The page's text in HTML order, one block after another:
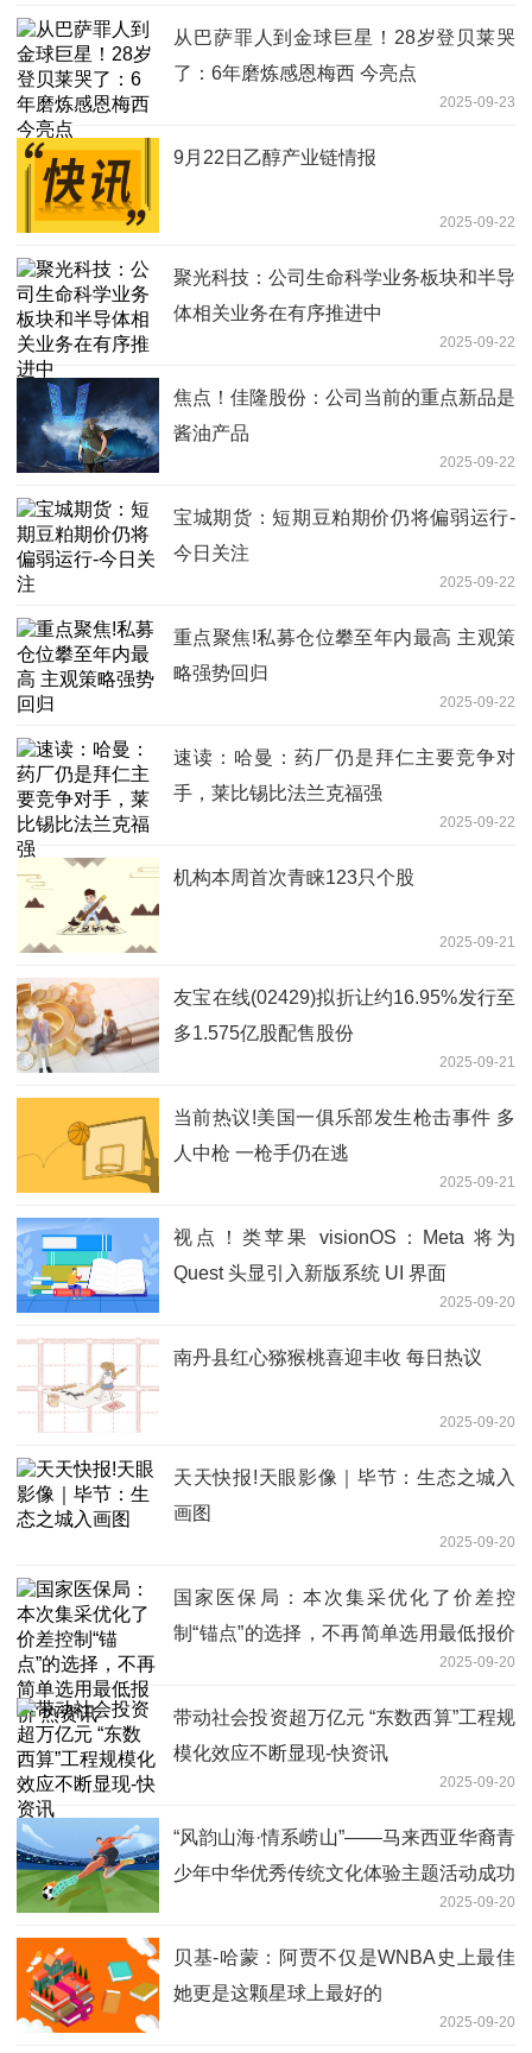
从巴萨罪人到金球巨星！28岁登贝莱哭
了：6年磨炼感恩梅西 今亮点
2025-09-23
9月22日乙醇产业链情报
2025-09-22
聚光科技：公司生命科学业务板块和半导
体相关业务在有序推进中
2025-09-22
焦点！佳隆股份：公司当前的重点新品是
酱油产品
2025-09-22
宝城期货：短期豆粕期价仍将偏弱运行-
今日关注
2025-09-22
重点聚焦!私募仓位攀至年内最高 主观策
略强势回归
2025-09-22
速读：哈曼：药厂仍是拜仁主要竞争对
手，莱比锡比法兰克福强
2025-09-22
机构本周首次青睐123只个股
2025-09-21
友宝在线(02429)拟折让约16.95%发行至
多1.575亿股配售股份
2025-09-21
当前热议!美国一俱乐部发生枪击事件 多
人中枪 一枪手仍在逃
2025-09-21
视点！类苹果 visionOS：Meta 将为
Quest 头显引入新版系统 UI 界面
2025-09-20
南丹县红心猕猴桃喜迎丰收 每日热议
2025-09-20
天天快报!天眼影像｜毕节：生态之城入
画图
2025-09-20
国家医保局：本次集采优化了价差控
制“锚点”的选择，不再简单选用最低报价
2025-09-20
带动社会投资超万亿元 “东数西算”工程规
模化效应不断显现-快资讯
2025-09-20
“风韵山海·情系崂山”——马来西亚华裔青
少年中华优秀传统文化体验主题活动成功
2025-09-20
贝基-哈蒙：阿贾不仅是WNBA史上最佳
她更是这颗星球上最好的
2025-09-20